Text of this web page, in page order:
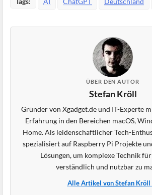
ÜBER DEN AUTOR
Stefan Kröll
Gründer von Xgadget.de und IT-Experte
Erfahrung in den Bereichen macOS,
Home. Als leidenschaftlicher Tech-
spezialisiert auf Raspberry Pi Projekte
Lösungen, um komplexe Technik
verständlich und nutzbar zu
Alle Artikel von Stefan